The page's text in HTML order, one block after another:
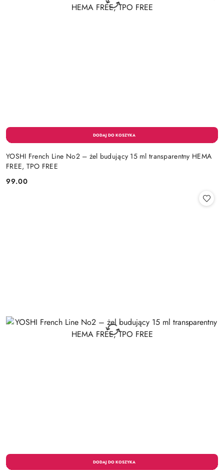
YOSHI French Line No2 – żel budujący 15 ml transparentny HEMA
FREE, TPO FREE
Cena:
99.00